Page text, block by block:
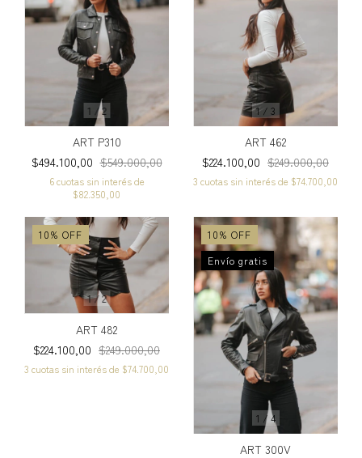
1 /2
ART P310
$494.100,00 $549.000,00
6 cuotas sin interés de
$82.350,00
1 / 3
ART 462
$224.100,00 $249.000,00
3 cuotas sin interés de $74.700,00
1/2
10% OFF
ART 482
$224.100,00 $249.000,00
3 cuotas sin interés de $74.700,00
1 /4
10% OFF
Envío gratis
ART 300V